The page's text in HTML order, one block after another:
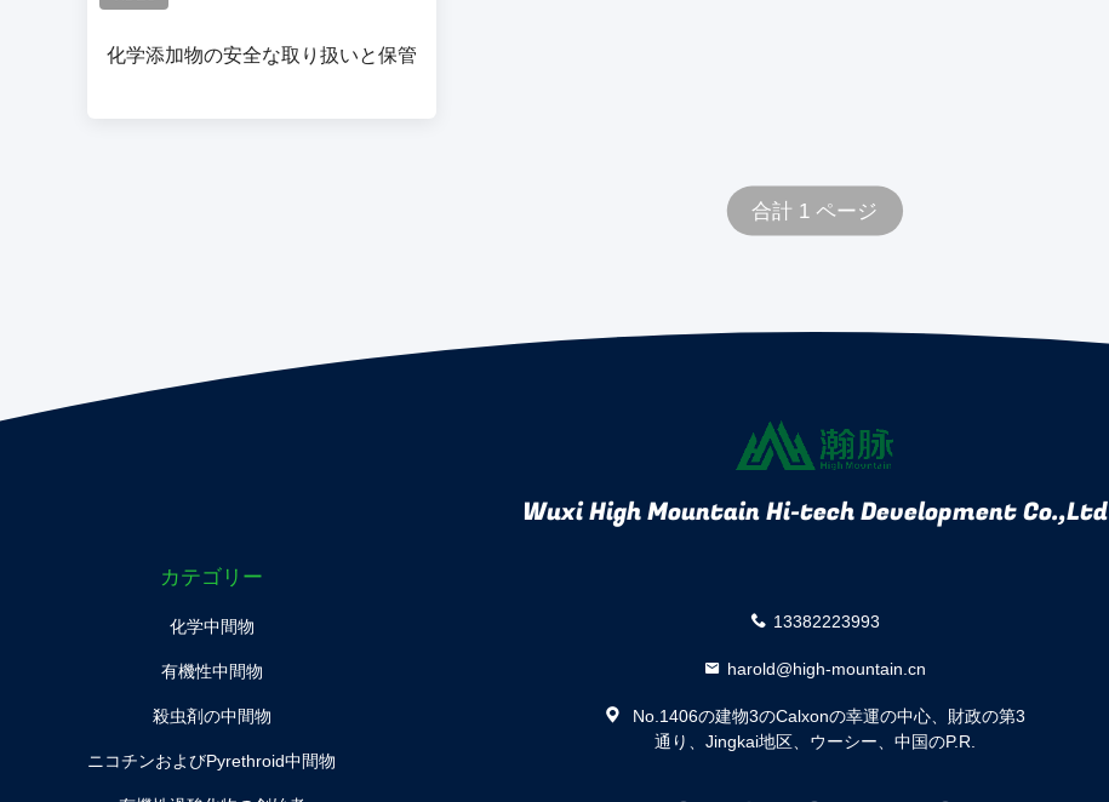
化学添加物の安全な取り扱いと保管
合計 1 ページ
Wuxi High Mountain Hi-tech Development Co.,Ltd
カテゴリー
化学中間物
有機性中間物
殺虫剤の中間物
ニコチンおよびPyrethroid中間物
13382223993
harold@high-mountain.cn
No.1406の建物3のCalxonの幸運の中心、財政の第3
通り、Jingkai地区、ウーシー、中国のP.R.